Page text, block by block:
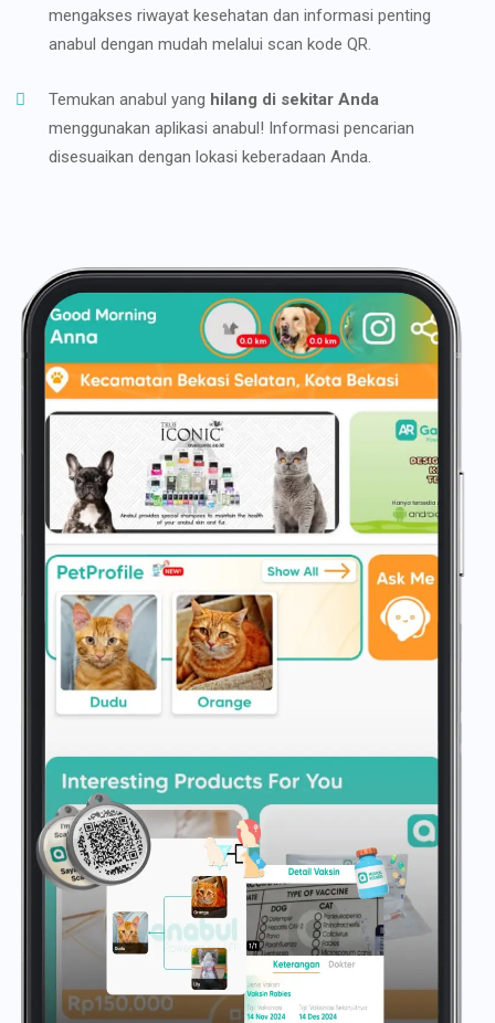
mengakses riwayat kesehatan dan informasi penting
anabul dengan mudah melalui scan kode QR.
Temukan anabul yang hilang di sekitar Anda
menggunakan aplikasi anabul! Informasi pencarian
disesuaikan dengan lokasi keberadaan Anda.